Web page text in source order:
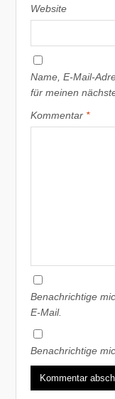
Website
Name, E-Mail-
für meinen
Kommentar *
Benachrichtige
E-Mail.
Benachrichtige